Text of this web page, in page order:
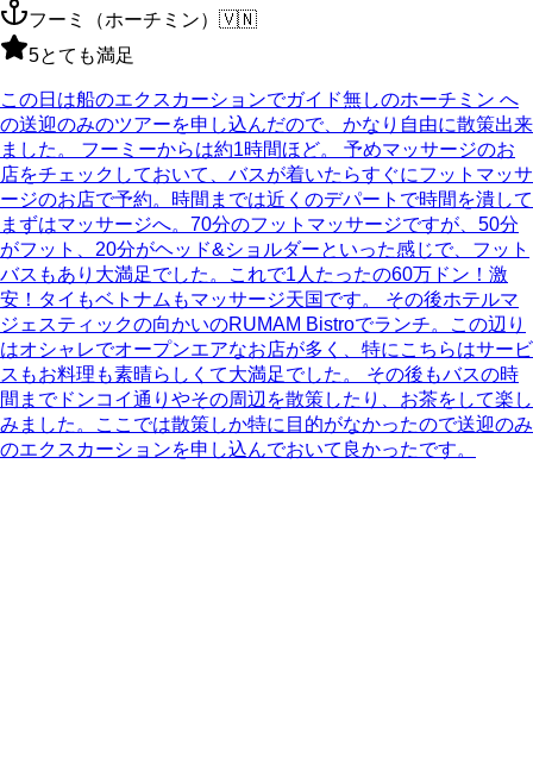
フーミ（ホーチミン） 🇻🇳
5とても満足
この日は船のエクスカーションでガイド無しのホーチミン へ
の送迎のみのツアーを申し込んだので、かなり自由に散策出来
ました。 フーミーからは約1時間ほど。 予めマッサージのお
店をチェックしておいて、バスが着いたらすぐにフットマッサ
ージのお店で予約。時間までは近くのデパートで時間を潰して
まずはマッサージへ。70分のフットマッサージですが、50分
がフット、20分がヘッド&ショルダーといった感じで、フット
バスもあり大満足でした。これで1人たったの60万ドン！激
安！タイもベトナムもマッサージ天国です。 その後ホテルマ
ジェスティックの向かいのRUMAM Bistroでランチ。この辺り
はオシャレでオープンエアなお店が多く、特にこちらはサービ
スもお料理も素晴らしくて大満足でした。 その後もバスの時
間までドンコイ通りやその周辺を散策したり、お茶をして楽し
みました。ここでは散策しか特に目的がなかったので送迎のみ
のエクスカーションを申し込んでおいて良かったです。